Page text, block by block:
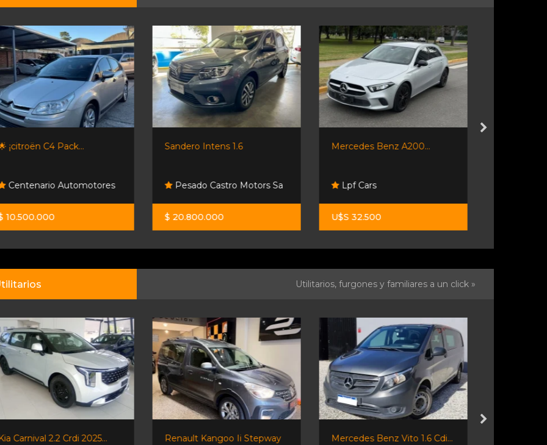
¡citroën C4 Pack...
Centenario Automotores
10.500.000
Sandero Intens 1.6
Pesado Castro Motors Sa
$ 20.800.000
Mercedes Benz A200...
Lpf Cars
U$S 32.500
Utilitarios, furgones y familiares a un click »
Carnival 2.2 Crdi 2025... Renault Kangoo Ii Stepway Mercedes Benz Vito 1.6 Cdi...